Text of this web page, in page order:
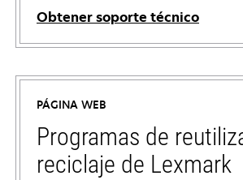
Obtener soporte técnico
opens
in
new
tab
PÁGINA WEB
Programas de
reciclaje de Lexmark